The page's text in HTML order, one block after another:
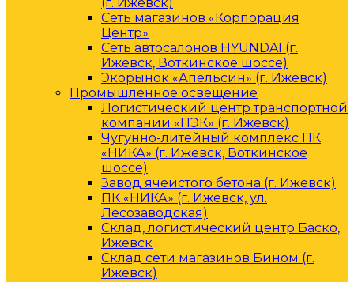
Сеть магазинов «Корпорация
Центр»
Сеть автосалонов HYUNDAI (г.
Ижевск, Воткинское шоссе)
Экорынок «Апельсин» (г. Ижевск)
Промышленное освещение
Логистический центр транспортной
компании «ПЭК» (г. Ижевск)
Чугунно-литейный комплекс ПК
«НИКА» (г. Ижевск, Воткинское
шоссе)
Завод ячеистого бетона (г. Ижевск)
ПК «НИКА» (г. Ижевск, ул.
Лесозаводская)
Склад, логистический центр Баско,
Ижевск
Склад сети магазинов Бином (г.
Ижевск)